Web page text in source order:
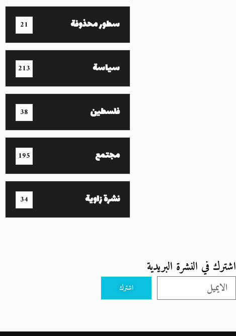
سطور محذوفة 21
سياسة 213
فلسطين 38
مجتمع 195
نشرة زاوية 34
اشترك في النشرة البريدية
اشترك